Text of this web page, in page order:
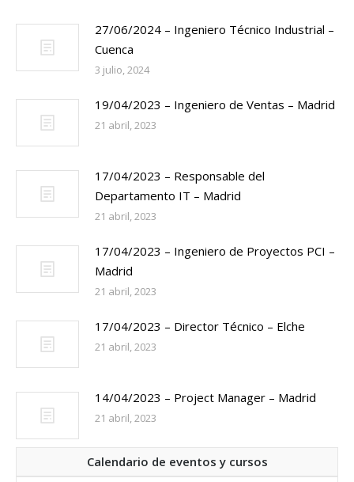
27/06/2024 – Ingeniero Técnico Industrial –
Cuenca
3 julio, 2024
19/04/2023 – Ingeniero de Ventas – Madrid
21 abril, 2023
17/04/2023 – Responsable del
Departamento IT – Madrid
21 abril, 2023
17/04/2023 – Ingeniero de Proyectos PCI –
Madrid
21 abril, 2023
17/04/2023 – Director Técnico – Elche
21 abril, 2023
14/04/2023 – Project Manager – Madrid
21 abril, 2023
Calendario de eventos y cursos